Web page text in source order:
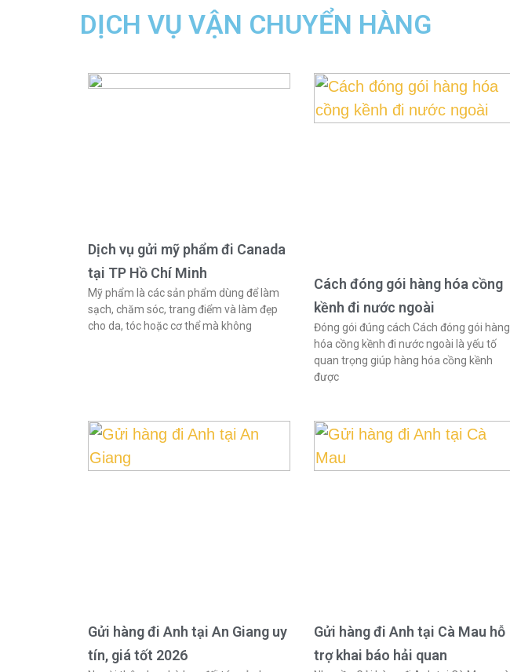
DỊCH VỤ VẬN CHUYỂN HÀNG
Dịch vụ gửi mỹ phẩm đi Canada
tại TP Hồ Chí Minh
Mỹ phẩm là các sản phẩm dùng để làm
sạch, chăm sóc, trang điểm và làm đẹp
cho da, tóc hoặc cơ thể mà không
Cách đóng gói hàng hóa cồng
kềnh đi nước ngoài
Đóng gói đúng cách Cách đóng gói hàng
hóa cồng kềnh đi nước ngoài là yếu tố
quan trọng giúp hàng hóa cồng kềnh
được
Gửi hàng đi Anh tại An Giang uy
tín, giá tốt 2026
Gửi hàng đi Anh tại Cà Mau hỗ
trợ khai báo hải quan